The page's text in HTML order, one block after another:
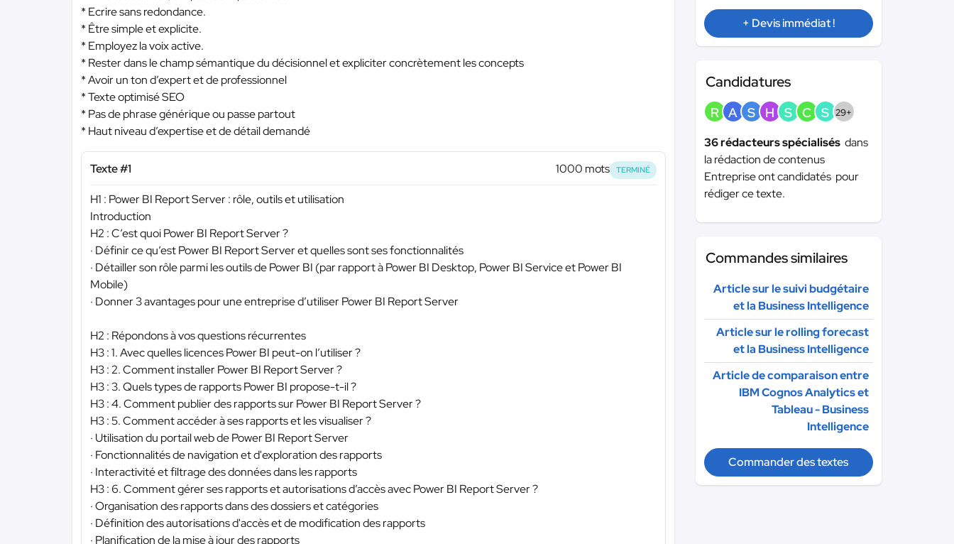
* Ecrire sans redondance.
* Être simple et explicite.
* Employez la voix active.
* Rester dans le champ sémantique du décisionnel et expliciter concrètement les concepts
* Avoir un ton d’expert et de professionnel
* Texte optimisé SEO
* Pas de phrase générique ou passe partout
* Haut niveau d’expertise et de détail demandé
Texte #1 1000 mots TERMINÉ
H1 : Power BI Report Server : rôle, outils et utilisation
Introduction
H2 : C’est quoi Power BI Report Server ?
· Définir ce qu’est Power BI Report Server et quelles sont ses fonctionnalités
· Détailler son rôle parmi les outils de Power BI (par rapport à Power BI Desktop, Power BI Service et Power BI
Mobile)
· Donner 3 avantages pour une entreprise d’utiliser Power BI Report Server
H2 : Répondons à vos questions récurrentes
H3 : 1. Avec quelles licences Power BI peut-on l’utiliser ?
H3 : 2. Comment installer Power BI Report Server ?
H3 : 3. Quels types de rapports Power BI propose-t-il ?
H3 : 4. Comment publier des rapports sur Power BI Report Server ?
H3 : 5. Comment accéder à ses rapports et les visualiser ?
· Utilisation du portail web de Power BI Report Server
· Fonctionnalités de navigation et d'exploration des rapports
· Interactivité et filtrage des données dans les rapports
H3 : 6. Comment gérer ses rapports et autorisations d’accès avec Power BI Report Server ?
· Organisation des rapports dans des dossiers et catégories
· Définition des autorisations d'accès et de modification des rapports
· Planification de la mise à jour des rapports
+ Devis immédiat !
Candidatures
R A S H S C S 29+
36 rédacteurs spécialisés dans
la rédaction de contenus
Entreprise ont candidatés pour
rédiger ce texte.
Commandes similaires
Article sur le suivi budgétaire
et la Business Intelligence
Article sur le rolling forecast
et la Business Intelligence
Article de comparaison entre
IBM Cognos Analytics et
Tableau - Business
Intelligence
Commander des textes